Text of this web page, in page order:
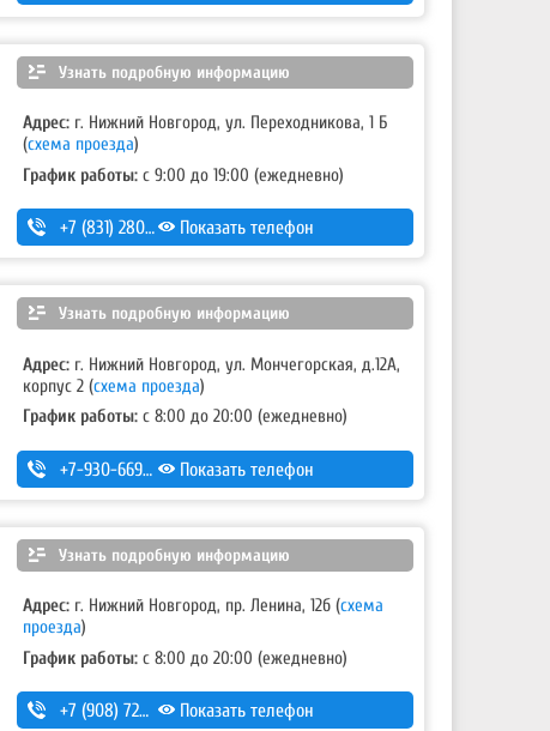
Узнать подробную информацию
Адрес: г. Нижний Новгород, ул. Переходникова, 1 Б
(схема проезда)
График работы:с 9:00 до 19:00 (ежедневно)
+7 (831) 280-69-88 Показать телефон
Узнать подробную информацию
Адрес: г. Нижний Новгород, ул. Мончегорская, д.12А,
корпус 2 (схема проезда)
График работы: с 8:00 до 20:00 (ежедневно)
+7-930-669-82-72 Показать телефон
Узнать подробную информацию
Адрес: г. Нижний Новгород, пр. Ленина, 12б (схема
проезда)
График работы: с 8:00 до 20:00 (ежедневно)
+7 (908) 728-99-33 (моб.) ,8 (831) 291-27-33 (гор.)
Показать телефон